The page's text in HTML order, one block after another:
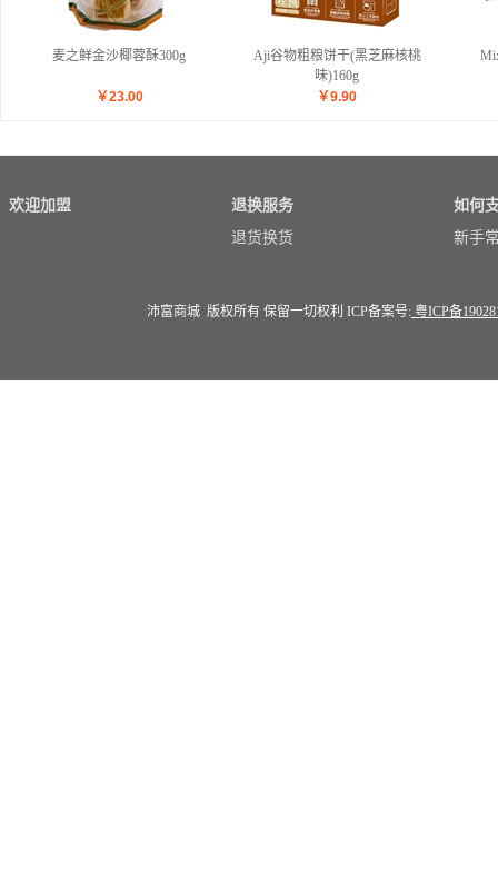
麦之鲜金沙椰蓉酥300g
￥23.00
Aji谷物粗粮饼干(黑芝麻核桃
味)160g
￥9.90
欢迎加盟
退换服务
退货换货
如何
新手
沛富商城 版权所有 保留一切权利 ICP备案号: 粤ICP备